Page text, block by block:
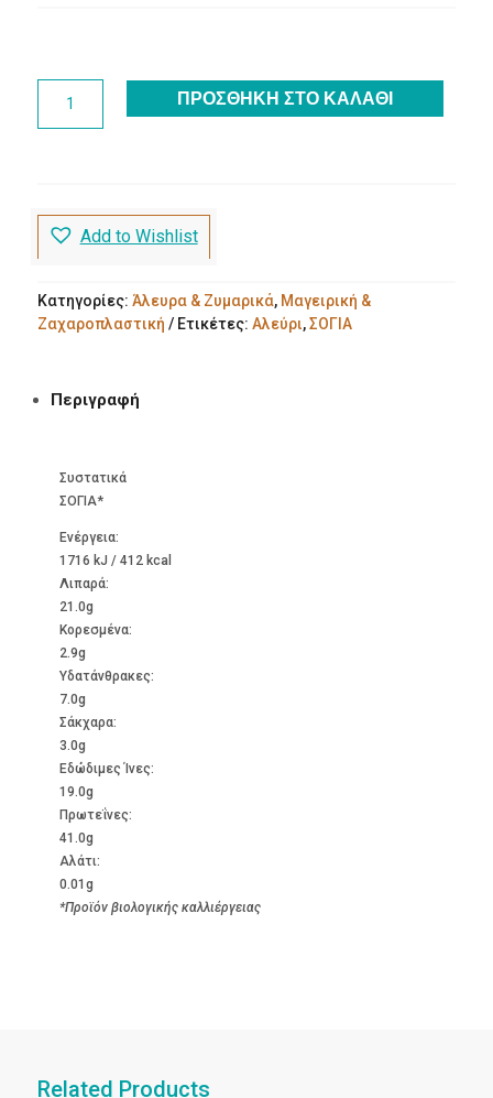
ΣΟΓΙΑΣ
ΠΡΟΣΘΉΚΗ ΣΤΟ ΚΑΛΆΘΙ
Add to Wishlist
Κατηγορίες: Άλευρα & Ζυμαρικά, Μαγειρική &
Ζαχαροπλαστική
Ετικέτες: Αλεύρι,ΣΟΓΙΑ
Περιγραφή
Συστατικά
ΣΟΓΙΑ*
Ενέργεια:
1716 kJ / 412 kcal
Λιπαρά:
21.0g
Kορεσμένα:
2.9g
Υδατάνθρακες:
7.0g
Σάκχαρα:
3.0g
Εδώδιμες Ίνες:
19.0g
Πρωτεΐνες:
41.0g
Αλάτι:
0.01g
*Προϊόν βιολογικής καλλιέργειας
Related Products